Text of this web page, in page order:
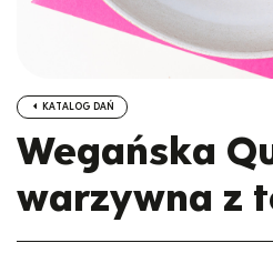
KATALOG DAŃ
Wegańska
warzywna z